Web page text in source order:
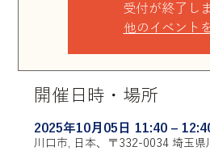
受付が終了し
他のイベント
開催日時・場所
2025年10月05日 11:40 –
川口市, 日本、〒332-0034 埼玉県